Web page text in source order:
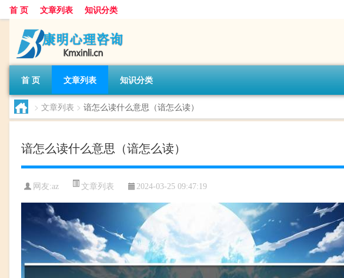
首 页 文章列表 知识分类
首 页 文章列表 知识分类
> 文章列表 > 谙怎么读什么意思（谙怎么读）
谙怎么读什么意思（谙怎么读）
网友:az 文章列表 2024-03-25 09:47:19